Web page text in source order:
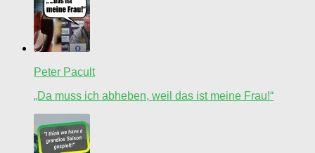
Peter Pacult
„Da muss ich abheben, weil das ist meine Frau!“